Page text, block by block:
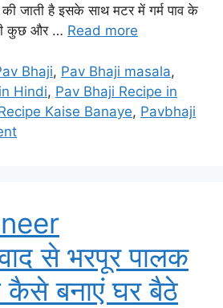
की जाती है इसके साथ मटर में गर्म पाव के
कुछ और … Read more
Bhaji, Pav Bhaji masala,
Hindi, Pav Bhaji Recipe in
Kaise Banaye, Pavbhaji
से भरपूर पालक
कैसे बनाएं घर बैठे